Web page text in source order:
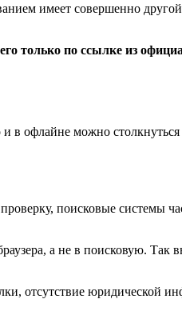
имеет совершенно
только по ссылке из
офлайне можно
поисковые системы
а не в поисковую. Так
отсутствие юридической